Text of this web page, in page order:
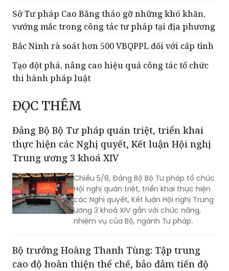
Sở Tư pháp Cao Bằng tháo gỡ những khó khăn,
vướng mắc trong công tác tư pháp tại địa phương
Bắc Ninh rà soát hơn 500 VBQPPL đối với cấp tỉnh
Tạo đột phá, nâng cao hiệu quả công tác tổ chức
thi hành pháp luật
ĐỌC THÊM
Đảng Bộ Bộ Tư pháp quán triệt, triển khai
thực hiện các Nghị quyết, Kết luận Hội nghị
Trung ương 3 khoá XIV
Chiều 5/8, Đảng Bộ Bộ Tư pháp tổ chức
Hội nghị quán triệt, triển khai thực hiện
các Nghị quyết, Kết luận Hội nghị Trung
ương 3 khoá XIV gắn với chức năng,
nhiệm vụ của Bộ, ngành Tư pháp.
Bộ trưởng Hoàng Thanh Tùng: Tập trung
cao độ hoàn thiện thể chế, bảo đảm tiến độ